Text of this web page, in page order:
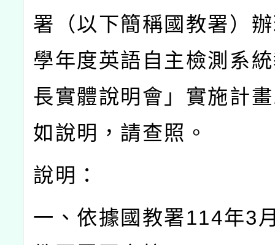
署（以下簡稱國教署）
學年度英語自主檢測系
長實體說明會」實施計畫
如說明，請查照。
說明：
一、依據國教署114年3